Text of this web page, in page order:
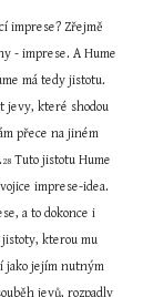
imprese? Zřejmě
- imprese. A Hume
má tedy jistotu.
jevy, které shodou
přece na jiném
28 Tuto jistotu Hume
imprese-idea.
a to dokonce i
jistoty, kterou mu
jako jejím nutným
jevů, rozpadly